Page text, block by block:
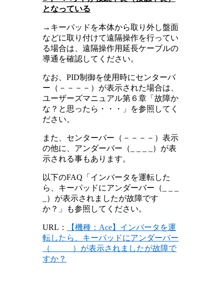
となっている
→キーパッドを本体から取り外し盤面
などに取り付けて遠隔操作を行ってい
る場合は、遠隔操作用延長ケーブルの
導通を確認してください。
なお、PID制御を使用時にセンターバ
ー（－－－－）が表示された場合は、
ユーザーズマニュアル第６章「故障か
な？と思ったら・・・」を参照してく
ださい。
また、センターバー（－－－－）表示
の他に、アンダーバー（_ _ _ _）が表
示される事もあります。
以下のFAQ「インバータを運転した
ら、キーパッドにアンダーバー（_ _ _
_）が表示されましたが故障です
か？」も参照してください。
URL：
【機種：Ace】インバータを運
転したら、キーパッドにアンダーバー
（_ _ _ _）が表示されましたが故障で
すか？